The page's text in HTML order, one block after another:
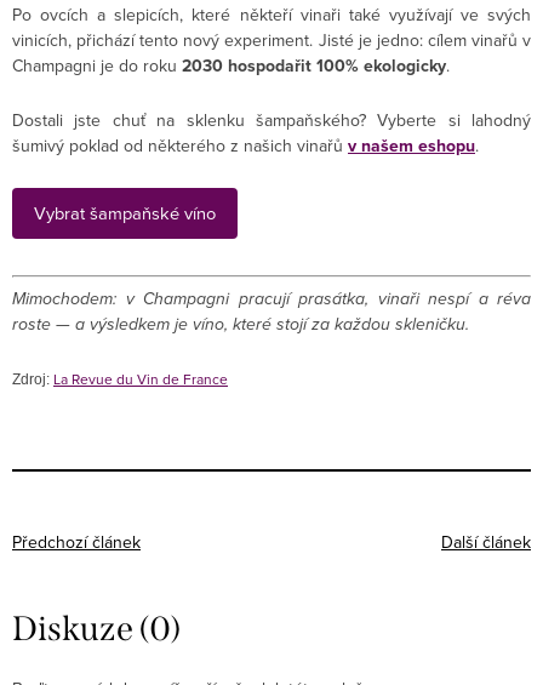
Po ovcích a slepicích, které někteří vinaři také využívají ve svých
vinicích, přichází tento nový experiment. Jisté je jedno: cílem vinařů v
Champagni je do roku 2030 hospodařit 100% ekologicky.
Dostali jste chuť na sklenku šampaňského? Vyberte si lahodný
šumivý poklad od některého z našich vinařů v našem eshopu.
Vybrat šampaňské víno
Mimochodem: v Champagni pracují prasátka, vinaři nespí a réva
roste — a výsledkem je víno, které stojí za každou skleničku.
Zdroj: La Revue du Vin de France
Předchozí článek Další článek
Diskuze (0)